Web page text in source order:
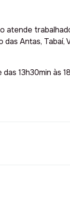
Antas,
13h30min às